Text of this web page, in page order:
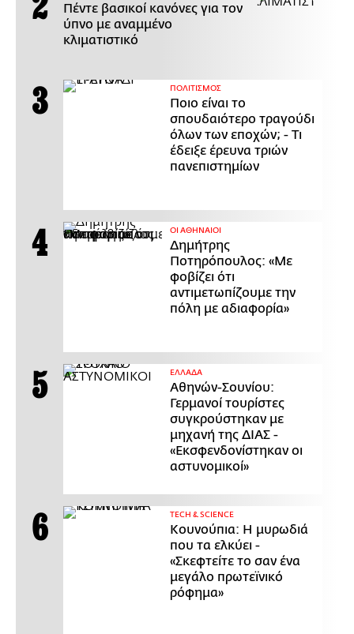
Πέντε βασικοί κανόνες για τον
ύπνο με αναμμένο
κλιματιστικό
ΠΟΛΙΤΙΣΜΟΣ
Ποιο είναι το
σπουδαιότερο τραγούδι
όλων των εποχών; - Τι
έδειξε έρευνα τριών
πανεπιστημίων
ΟΙ ΑΘΗΝΑΙΟΙ
Δημήτρης
Ποτηρόπουλος: «Με
φοβίζει ότι
αντιμετωπίζουμε την
πόλη με αδιαφορία»
ΕΛΛΑΔΑ
Αθηνών-Σουνίου:
Γερμανοί τουρίστες
συγκρούστηκαν με
μηχανή της ΔΙΑΣ -
«Εκσφενδονίστηκαν οι
αστυνομικοί»
ΤECH & SCIENCE
Κουνούπια: Η μυρωδιά
που τα ελκύει -
«Σκεφτείτε το σαν ένα
μεγάλο πρωτεϊνικό
ρόφημα»